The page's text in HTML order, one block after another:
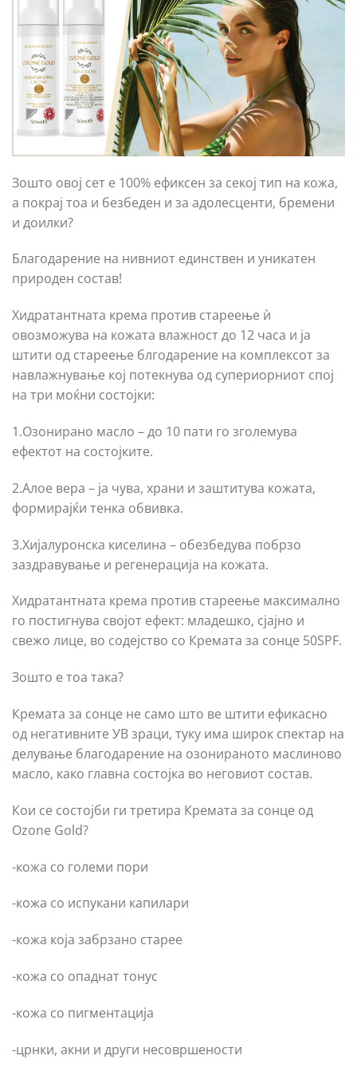
Зошто овој сет е 100% ефиксен за секој тип на кожа,
а покрај тоа и безбеден и за адолесценти, бремени
и доилки?
Благодарение на нивниот единствен и уникатен
природен состав!
Хидратантната крема против стареење ѝ
овозможува на кожата влажност до 12 часа и ја
штити од стареење блгодарение на комплексот за
навлажнување кој потекнува од супериорниот спој
на три моќни состојки:
1.Озонирано масло – до 10 пати го зголемува
ефектот на состојките.
2.Алое вера – ја чува, храни и заштитува кожата,
формирајќи тенка обвивка.
3.Хијалуронска киселина – обезбедува побрзо
заздравување и регенерација на кожата.
Хидратантната крема против стареење максимално
го постигнува својот ефект: младешко, сјајно и
свежо лице, во содејство со Кремата за сонце 50SPF.
Зошто е тоа така?
Кремата за сонце не само што ве штити ефикасно
од негативните УВ зраци, туку има широк спектар на
делување благодарение на озонираното маслиново
масло, како главна состојка во неговиот состав.
Кои се состојби ги третира Кремата за сонце од
Ozone Gold?
-кожа со големи пори
-кожа со испукани капилари
-кожа која забрзано старее
-кожа со опаднат тонус
-кожа со пигментација
-црнки, акни и други несовршености